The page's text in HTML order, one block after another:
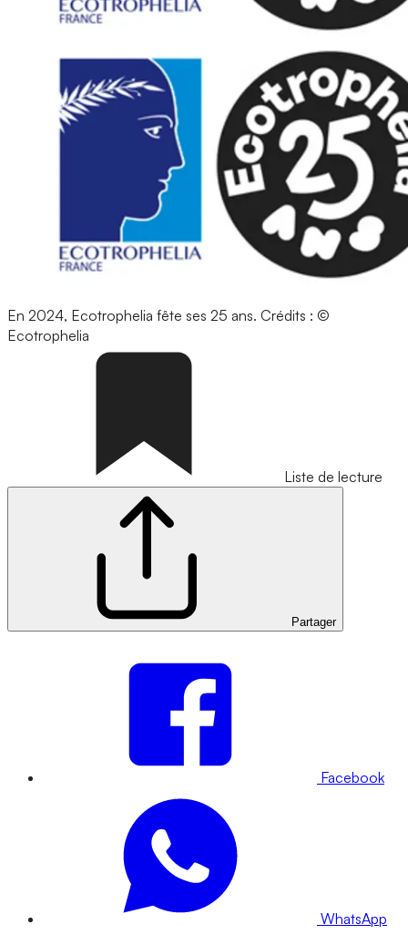
En 2024, Ecotrophelia fête ses 25 ans. Crédits : ©
Ecotrophelia
Liste de lecture
Partager
Facebook
WhatsApp